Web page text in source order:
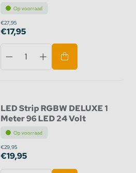
Op voorraad
€27,95
€17,95
LED Strip RGBW DELUXE 1
Meter 96 LED 24 Volt
Op voorraad
€29,95
€19,95